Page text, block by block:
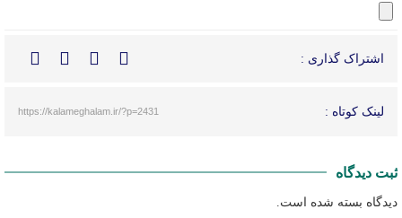
اشتراک گذاری :
لینک کوتاه : https://kalameghalam.ir/?p=2431
ثبت دیدگاه
دیدگاه بسته شده است.